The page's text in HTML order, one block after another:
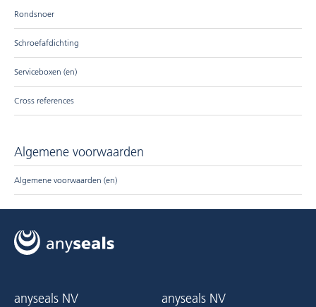
Rondsnoer
Schroefafdichting
Serviceboxen (en)
Cross references
Algemene voorwaarden
Algemene voorwaarden (en)
anyseals NV anyseals NV